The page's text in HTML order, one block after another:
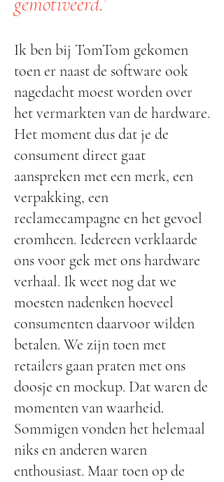
Ik ben bij TomTom gekomen
toen er naast de software ook
nagedacht moest worden over
het vermarkten van de hardware.
Het moment dus dat je de
consument direct gaat
aanspreken met een merk, een
verpakking, een
reclamecampagne en het gevoel
eromheen. Iedereen verklaarde
ons voor gek met ons hardware
verhaal. Ik weet nog dat we
moesten nadenken hoeveel
consumenten daarvoor wilden
betalen. We zijn toen met
retailers gaan praten met ons
doosje en mockup. Dat waren de
momenten van waarheid.
Sommigen vonden het helemaal
niks en anderen waren
enthousiast. Maar toen op de